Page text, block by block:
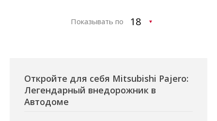
Показывать по
Откройте для себя Mitsubishi Pajero:
Легендарный внедорожник в
Автодоме